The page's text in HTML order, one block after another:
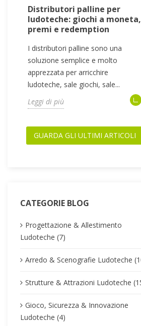
Distributori palline per
ludoteche: giochi a moneta,
premi e redemption
I distributori palline sono una
soluzione semplice e molto
apprezzata per arricchire
ludoteche, sale giochi, sale...
Leggi di più
GUARDA GLI ULTIMI ARTICOLI
CATEGORIE BLOG
Progettazione & Allestimento
Ludoteche (7)
Arredo & Scenografie Ludoteche
Strutture & Attrazioni Ludoteche
Gioco, Sicurezza & Innovazione
Ludoteche (4)